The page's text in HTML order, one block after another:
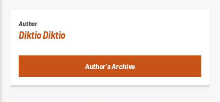
Author
Diktio Diktio
Author's Archive